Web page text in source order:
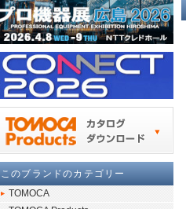
このブランドのカテゴリー
TOMOCA